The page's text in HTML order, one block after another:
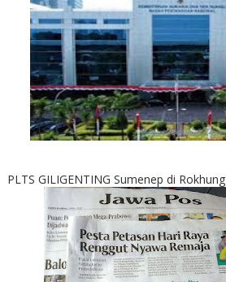
PLTS GILIGENTING Sumenep di Rokhung